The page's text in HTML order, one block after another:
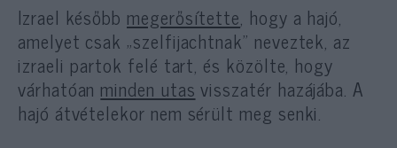
Izrael később megerősítette, hogy a hajó,
amelyet csak „szelfijachtnak” neveztek, az
izraeli partok felé tart, és közölte, hogy
várhatóan minden utas visszatér hazájába. A
hajó átvételekor nem sérült meg senki.